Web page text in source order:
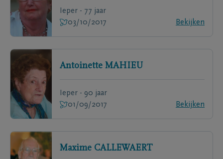
Ieper - 77 jaar
03/10/2017
Bekijken
Antoinette MAHIEU
Ieper - 90 jaar
01/09/2017
Bekijken
Maxime CALLEWAERT